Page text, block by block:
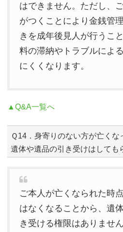
はできません。ただし、
がつくことにより金銭管
きを成年後見人が行うこ
料の滞納やトラブルによ
にくくなります。
▲Q&A一覧へ
Ｑ14．身寄りのない方が亡く
遺体や遺品の引き受けはしても
ご本人が亡くなられた時
はなくなることから、遺
き受ける権限はありませ